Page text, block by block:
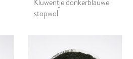
stopwol